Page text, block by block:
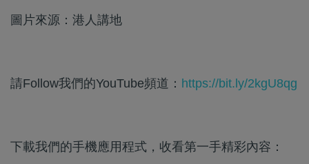
圖片來源：港人講地
請Follow我們的YouTube頻道： https://bit.ly/2kgU8qg
下載我們的手機應用程式，收看第一手精彩內容：